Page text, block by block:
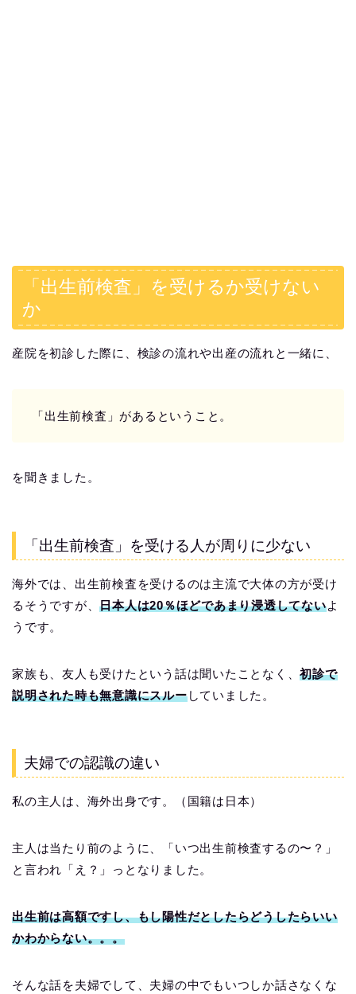
「出生前検査」を受けるか受けない
か
産院を初診した際に、検診の流れや出産の流れと一緒に、
「出生前検査」があるということ。
を聞きました。
「出生前検査」を受ける人が周りに少ない
海外では、出生前検査を受けるのは主流で大体の方が受け
るそうですが、日本人は20％ほどであまり浸透してないよ
うです。
家族も、友人も受けたという話は聞いたことなく、初診で
説明された時も無意識にスルーしていました。
夫婦での認識の違い
私の主人は、海外出身です。（国籍は日本）
主人は当たり前のように、「いつ出生前検査するの〜？」
と言われ「え？」っとなりました。
出生前は高額ですし、もし陽性だとしたらどうしたらいい
かわからない。。。
そんな話を夫婦でして、夫婦の中でもいつしか話さなくな